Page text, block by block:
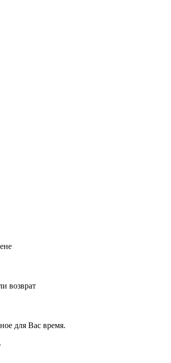
возврат
для Вас время.